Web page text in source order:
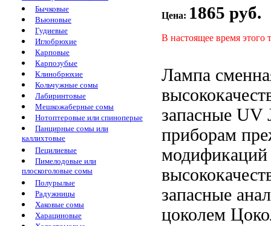
Бычковые
Вьюновые
Гудиевые
Иглобрюхие
Карповые
Карпозубые
Клинобрюхие
Кольчужные сомы
Лабиринтовые
Мешкожаберные сомы
Нотоптеровые или спиноперые
Панцирные сомы или
каллихтовые
Пецилиевые
Пимелодовые или
плоскоголовые сомы
Полурылые
Радужницы
Хаковые сомы
Харациновые
Цена: 1865 руб.
В настоящее время этого
Лампа
запасные UV
приборам
модификаций
запасные
цоколем